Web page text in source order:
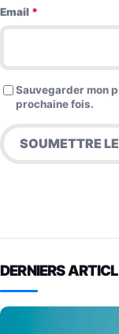
Email *
Sauvegarder mon
prochaine fois.
DERNIERS